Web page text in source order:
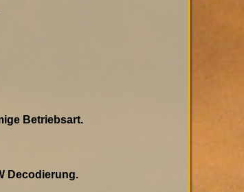
Betriebsart.
Decodierung.